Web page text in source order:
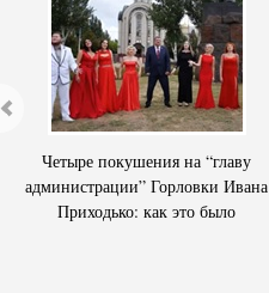
Четыре покушения на “главу
администрации” Горловки Ивана
Приходько: как это было